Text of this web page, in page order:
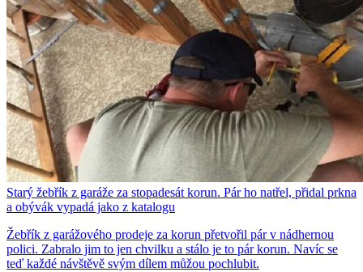
Starý žebřík z garáže za stopadesát korun. Pár ho natřel, přidal prkna
a obývák vypadá jako z katalogu
Žebřík z garážového prodeje za korun přetvořil pár v nádhernou
polici. Zabralo jim to jen chvilku a stálo je to pár korun. Navíc se
teď každé návštěvě svým dílem můžou pochlubit.